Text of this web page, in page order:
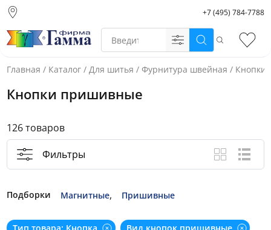
склад)
Санкт-Петербург
Екатеринбург
+7 (495) 784-7788
Поиск
Главная / Каталог / Для шитья / Фурнитура швейная / Кнопки
Кнопки пришивные
Подборки Магнитные, Пришивные
126 товаров
Фильтры
Вид каталога
Крупные
Зажимы для шнуров